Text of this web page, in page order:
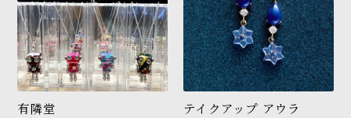
有隣堂 テイクアップ アウラ